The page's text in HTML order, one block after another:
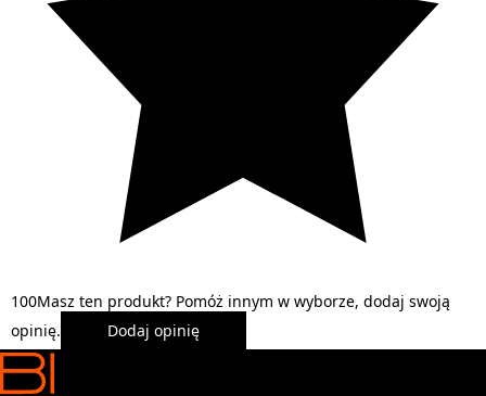
100Masz ten produkt? Pomóż innym w wyborze, dodaj swoją
opinię.
Dodaj opinię